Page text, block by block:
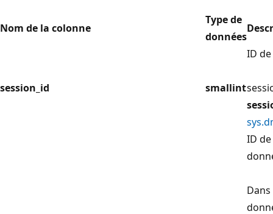
Nom de la colonne
Type de
données
session_id smallint
ID
ID